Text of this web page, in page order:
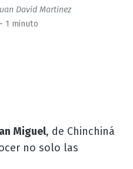
David Martinez
1 minuto
Miguel, de Chinchiná
no solo las